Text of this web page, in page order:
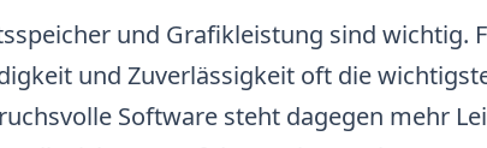
und Grafikleistung sind wichtig.
und Zuverlässigkeit oft die
Software steht dagegen mehr